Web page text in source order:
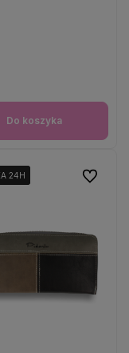
Do koszyka
24H
24H
24H Do